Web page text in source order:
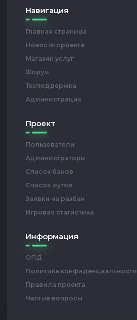
Навигация
Главная страница
Новости проекта
Магазин услуг
Форум
Техподдержка
Администрация
Проект
Пользователи
Администраторы
Список банов
Список мутов
Заявки на разбан
Игровая статистика
Информация
ОПД
Политика конфиденциальности
Правила проекта
Частые вопросы